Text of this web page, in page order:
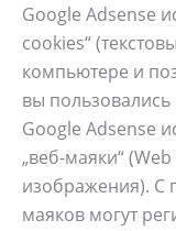
Google Adsense
cookies“
компьютере и
вы
Google Adsense
„веб-маяки“
изображения). С
маяков могут